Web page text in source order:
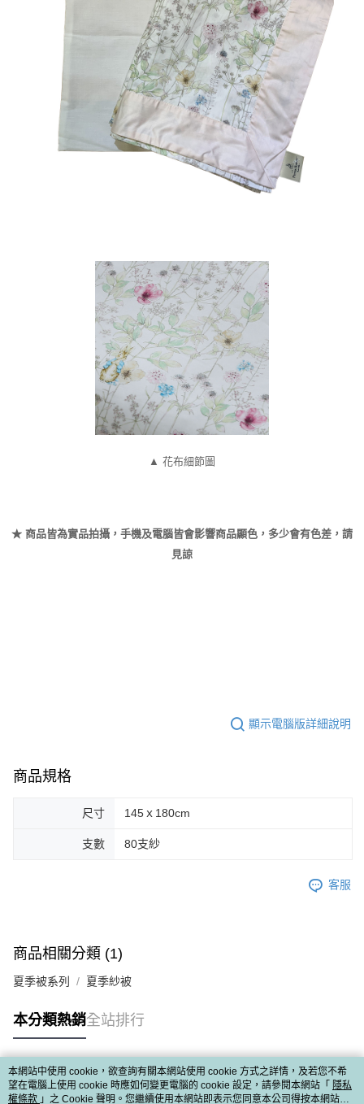
▲ 花布細節圖
★ 商品皆為實品拍攝，手機及電腦皆會影響商品顯色，多少會有色差，請
見諒
顯示電腦版詳細說明
商品規格
尺寸 145ｘ180cm
支數 80支紗
客服
商品相關分類 (1)
夏季被系列 夏季紗被
本分類熱銷全站排行
熱門標籤
本網站中使用 cookie，欲查詢有關本網站使用 cookie 方式之詳情，及若您不希
望在電腦上使用 cookie 時應如何變更電腦的 cookie 設定，請參閱本網站「 隱私
權條款 」之 Cookie 聲明。您繼續使用本網站即表示您同意本公司得按本網站使